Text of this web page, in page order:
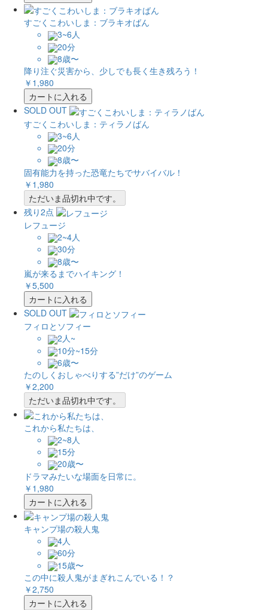
すごくこわいしま：ブラキオばん
3~6人
20分
8歳〜
降り注ぐ災害から、少しでも長く生き残ろう！
￥1,980
カートに入れる
SOLD OUT
すごくこわいしま：ティラノばん
3~6人
20分
8歳〜
固有能力を持った恐竜たちでサバイバル！
￥1,980
ただいま品切れ中です。
残り2点
レフュージ
2~4人
30分
8歳〜
嵐が来るまでハイキング！
￥5,500
カートに入れる
SOLD OUT
フィロとソフィー
2人~
10分~15分
6歳〜
たのしくおしゃべりする”だけ”のゲーム
￥2,200
ただいま品切れ中です。
これから私たちは、
2~8人
15分
20歳〜
ドラマみたいな場面を日常に。
￥1,980
カートに入れる
キャンプ場の殺人鬼
4人
60分
15歳〜
この中に殺人鬼がまぎれこんでいる！？
￥2,750
カートに入れる